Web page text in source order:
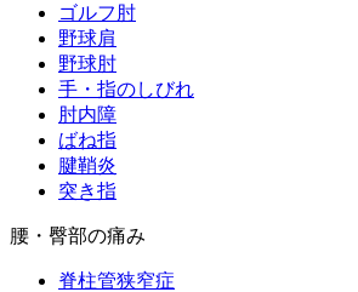
ゴルフ肘
野球肩
野球肘
手・指のしびれ
肘内障
ばね指
腱鞘炎
突き指
腰・臀部の痛み
脊柱管狭窄症